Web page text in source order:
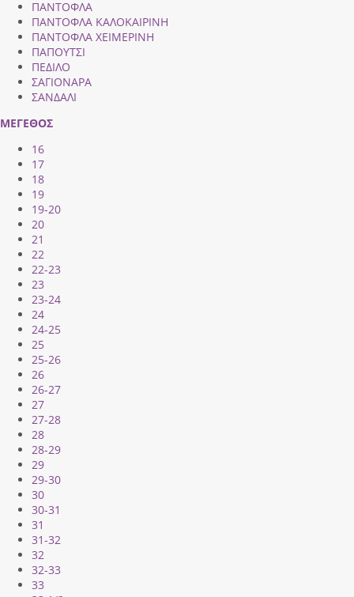
ΠΑΝΤΟΦΛΑ
ΠΑΝΤΟΦΛΑ ΚΑΛΟΚΑΙΡΙΝΗ
ΠΑΝΤΟΦΛΑ ΧΕΙΜΕΡΙΝΗ
ΠΑΠΟΥΤΣΙ
ΠΕΔΙΛΟ
ΣΑΓΙΟΝΑΡΑ
ΣΑΝΔΑΛΙ
ΜΕΓΕΘΟΣ
16
17
18
19
19-20
20
21
22
22-23
23
23-24
24
24-25
25
25-26
26
26-27
27
27-28
28
28-29
29
29-30
30
30-31
31
31-32
32
32-33
33